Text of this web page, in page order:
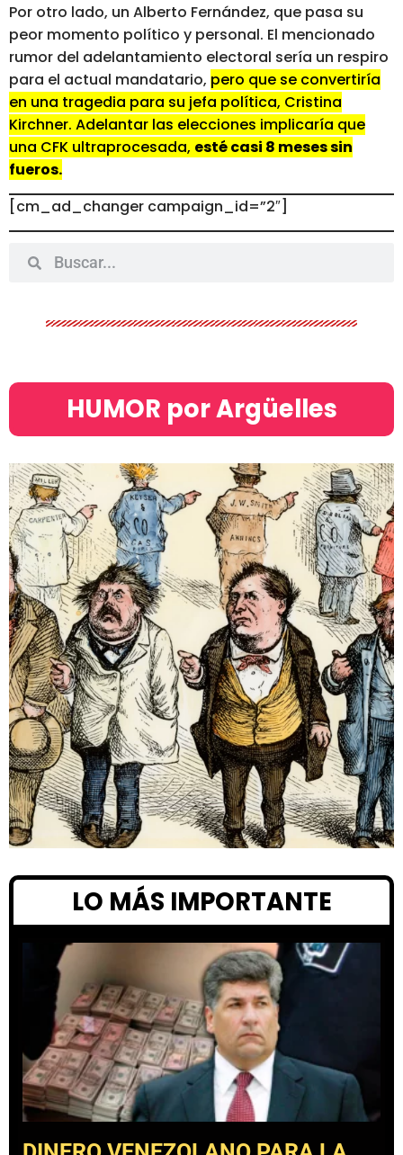
Por otro lado, un Alberto Fernández, que pasa su
peor momento político y personal. El mencionado
rumor del adelantamiento electoral sería un respiro
para el actual mandatario, pero que se convertiría
en una tragedia para su jefa política, Cristina
Kirchner. Adelantar las elecciones implicaría que
una CFK ultraprocesada, esté casi 8 meses sin
fueros.
[cm_ad_changer campaign_id=”2″]
HUMOR por Argüelles​
LO MÁS IMPORTANTE